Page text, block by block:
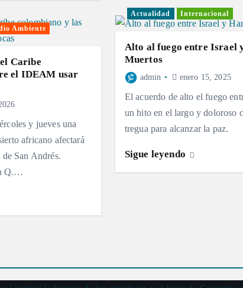
Ambiente
Caribe
el IDEAM usar
y jueves una
africano afectará
San Andrés.
Q.…
Actualidad Internacional
Alto al fuego entre Israel
Muertos
admin enero 15, 2025
El acuerdo de alto el fuego
un hito en el largo y doloroso
tregua para alcanzar la paz.
Sigue leyendo